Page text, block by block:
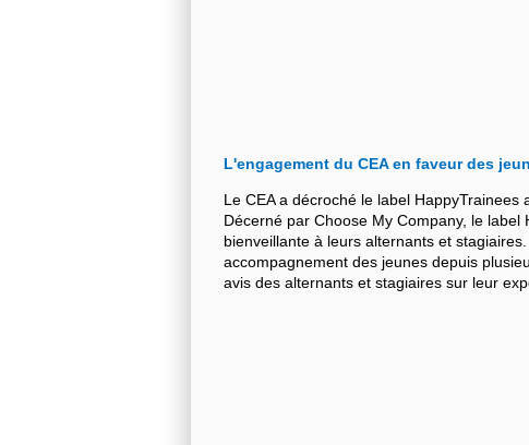
L'engagement du CEA en faveur des
Le CEA a décroché le label
Décerné par Choose My Company, le
bienveillante à leurs alternants et
accompagnement des jeunes depuis
avis des alternants et stagiaires sur leur